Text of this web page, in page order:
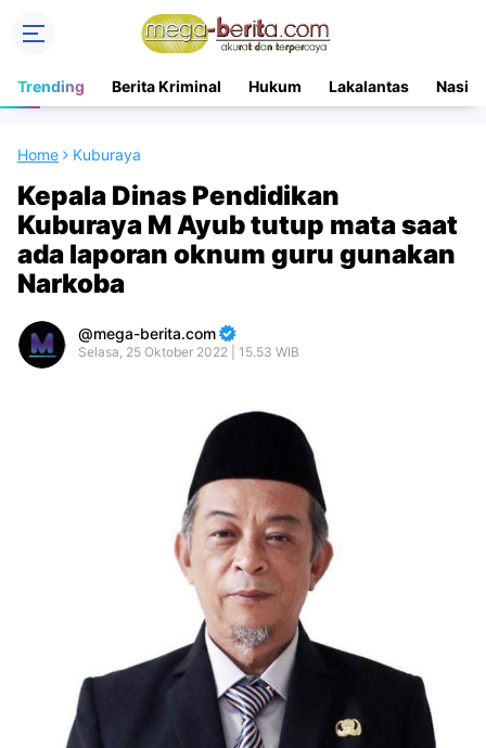
Trending Berita Kriminal Hukum Lakalantas
Home Kuburaya
Kepala Dinas Pendidikan
Kuburaya M Ayub tutup mata saat
ada laporan oknum guru gunakan
Narkoba
mega-berita.com
Selasa, 25 Oktober 2022 | 15.53 WIB